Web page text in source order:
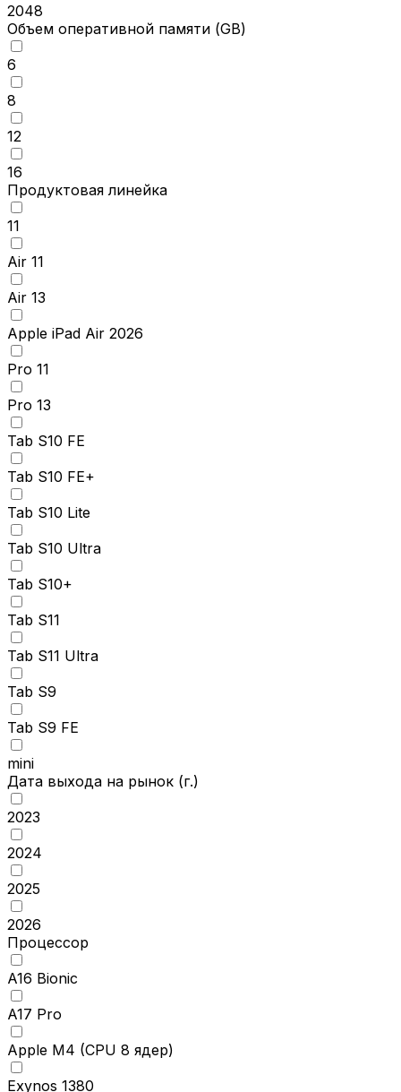
2048
Объем оперативной памяти (GB)
6
8
12
16
Продуктовая линейка
11
Air 11
Air 13
Apple iPad Air 2026
Pro 11
Pro 13
Tab S10 FE
Tab S10 FE+
Tab S10 Lite
Tab S10 Ultra
Tab S10+
Tab S11
Tab S11 Ultra
Tab S9
Tab S9 FE
mini
Дата выхода на рынок (г.)
2023
2024
2025
2026
Процессор
A16 Bionic
A17 Pro
Apple M4 (CPU 8 ядер)
Exynos 1380